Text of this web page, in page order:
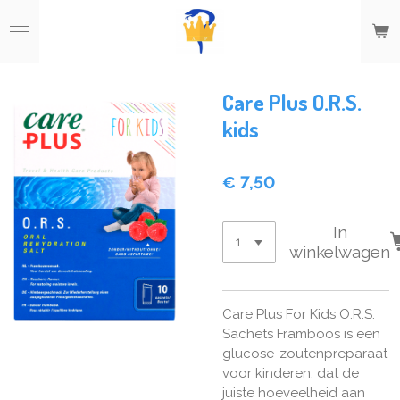
direct
Care Plus O.R.S.
kids
€ 7,50
In
winkelwagen
Care Plus For Kids O.R.S.
Sachets Framboos is een
glucose-zoutenpreparaat
voor kinderen, dat de
juiste hoeveelheid aan